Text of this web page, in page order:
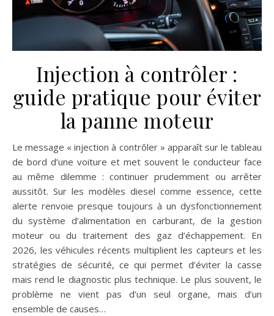
Injection à contrôler :
guide pratique pour éviter
la panne moteur
Le message « injection à contrôler » apparaît sur le tableau
de bord d’une voiture et met souvent le conducteur face
au même dilemme : continuer prudemment ou arrêter
aussitôt. Sur les modèles diesel comme essence, cette
alerte renvoie presque toujours à un dysfonctionnement
du système d’alimentation en carburant, de la gestion
moteur ou du traitement des gaz d’échappement. En
2026, les véhicules récents multiplient les capteurs et les
stratégies de sécurité, ce qui permet d’éviter la casse
mais rend le diagnostic plus technique. Le plus souvent, le
problème ne vient pas d’un seul organe, mais d’un
ensemble de causes…